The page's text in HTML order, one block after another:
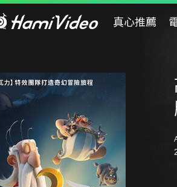
真心推薦